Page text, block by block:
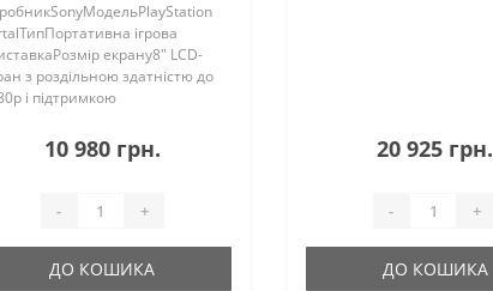
ігрова
екрану8" LCD-
з роздільною здатністю до
і підтримкою
єАкумулятор: єЧас
роботи: до 10
10 980 грн.
- +
ДО КОШИКА
20 925 грн.
- +
ДО КОШИКА